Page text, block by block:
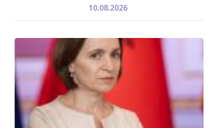
10.08.2026